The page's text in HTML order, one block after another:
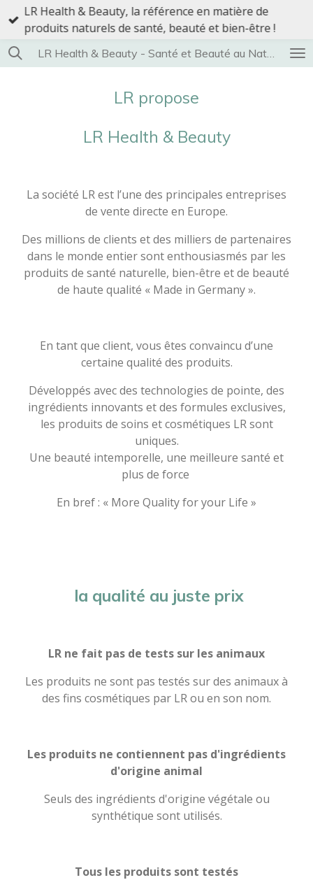
Passer
contenu
principal
LR Health & Beauty - Santé et Beauté au Naturel
LR Health & Beauty, la référence en matière de
produits naturels de santé, beauté et bien-être !
LR propose
LR Health & Beauty
La société LR est l’une des principales entreprises
de vente directe en Europe.
Des millions de clients et des milliers de partenaires
dans le monde entier sont enthousiasmés par les
produits de santé naturelle, bien-être et de beauté
de haute qualité « Made in Germany ».
En tant que client, vous êtes convaincu d’une
certaine qualité des produits.
Développés avec des technologies de pointe, des
ingrédients innovants et des formules exclusives,
les produits de soins et cosmétiques LR sont
uniques.
Une beauté intemporelle, une meilleure santé et
plus de force
En bref : « More Quality for your Life »
la qualité au juste prix
LR ne fait pas de tests sur les animaux
Les produits ne sont pas testés sur des animaux à
des fins cosmétiques par LR ou en son nom.
Les produits ne contiennent pas d'ingrédients
d'origine animal
Seuls des ingrédients d'origine végétale ou
synthétique sont utilisés.
Tous les produits sont testés